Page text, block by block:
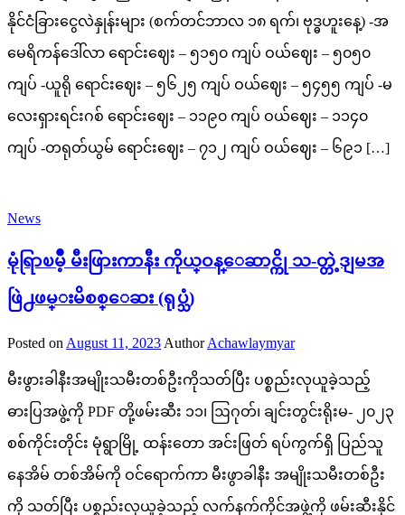
နိုင်ငံခြားငွေလဲနှုန်းများ (စက်တင်ဘာလ ၁၈ ရက်၊ ဗုဒ္ဓဟူးနေ့) -အ
မေရိကန်ဒေါ်လာ‌ ရောင်းဈေး – ၅၁၅၀ ကျပ် ဝယ်ဈေး – ၅၀၅၀
ကျပ် -ယူရို ရောင်းဈေး – ၅၆၂၅ ကျပ် ဝယ်ဈေး – ၅၄၅၅ ကျပ် -မ
လေးရှားရင်းဂစ် ရောင်းဈေး – ၁၁၉၀ ကျပ် ဝယ်ဈေး – ၁၁၄၀
ကျပ် -တရုတ်ယွမ် ရောင်းဈေး – ၇၁၂ ကျပ် ဝယ်ဈေး – ၆၉၁ […]
News
မုံရြာၿမိဳ့‌ မီးဖြားကာနီး ကိုယ္ဝန္ေဆာင္ကို သ-တ္တဲ့ဒျမအ
ဖြဲ႕ဖမ္းမိစစ္ေဆး (ရုပ္သံ)
Posted on August 11, 2023 Author Achawlaymyar
မီးဖွားခါနီးအမျိုးသမီးတစ်ဦးကိုသတ်ပြီး ပစ္စည်းလုယူခဲ့သည့်
ဓားပြအဖွဲ့ကို PDF တို့ဖမ်းဆီး ၁၁၊ ဩဂုတ်၊ ချင်းတွင်းရိုးမ- ၂၀၂၃
စစ်ကိုင်းတိုင်း မုံရွာမြို့ ထန်းတော အင်းဖြတ် ရပ်ကွက်ရှိ ပြည်သူ
နေအိမ် တစ်အိမ်ကို ဝင်ရောက်ကာ မီးဖွာခါနီး အမျိုးသမီးတစ်ဦး
ကို သတ်ပြီး ပစ္စည်းလုယူခဲ့သည့် လက်နက်ကိုင်အဖွဲ့ကို ဖမ်းဆီးနိုင်